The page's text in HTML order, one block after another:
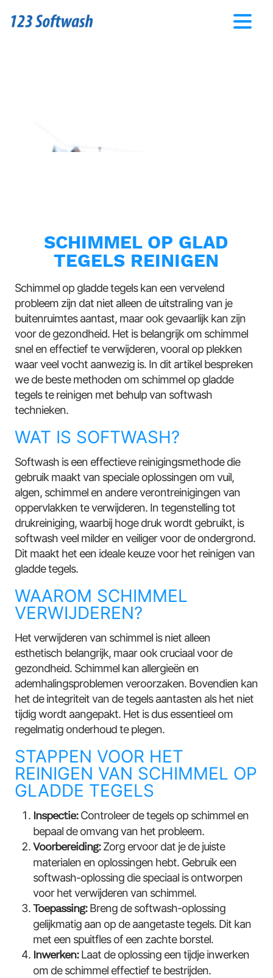
SCHIMMEL OP GLAD
TEGELS REINIGEN
Schimmel op gladde tegels kan een vervelend
probleem zijn dat niet alleen de uitstraling van je
buitenruimtes aantast, maar ook gevaarlijk kan zijn
voor de gezondheid. Het is belangrijk om schimmel
snel en effectief te verwijderen, vooral op plekken
waar veel vocht aanwezig is. In dit artikel bespreken
we de beste methoden om schimmel op gladde
tegels te reinigen met behulp van softwash
technieken.
WAT IS SOFTWASH?
Softwash is een effectieve reinigingsmethode die
gebruik maakt van speciale oplossingen om vuil,
algen, schimmel en andere verontreinigingen van
oppervlakken te verwijderen. In tegenstelling tot
drukreiniging, waarbij hoge druk wordt gebruikt, is
softwash veel milder en veiliger voor de ondergrond.
Dit maakt het een ideale keuze voor het reinigen van
gladde tegels.
WAAROM SCHIMMEL
VERWIJDEREN?
Het verwijderen van schimmel is niet alleen
esthetisch belangrijk, maar ook cruciaal voor de
gezondheid. Schimmel kan allergieën en
ademhalingsproblemen veroorzaken. Bovendien kan
het de integriteit van de tegels aantasten als het niet
tijdig wordt aangepakt. Het is dus essentieel om
regelmatig onderhoud te plegen.
STAPPEN VOOR HET
REINIGEN VAN SCHIMMEL OP
GLADDE TEGELS
Inspectie:Controleer de tegels op schimmel en
bepaal de omvang van het probleem.
Voorbereiding:Zorg ervoor dat je de juiste
materialen en oplossingen hebt. Gebruik een
softwash-oplossing die speciaal is ontworpen
voor het verwijderen van schimmel.
Toepassing:Breng de softwash-oplossing
gelijkmatig aan op de aangetaste tegels. Dit kan
met een spuitfles of een zachte borstel.
Inwerken:Laat de oplossing een tijdje inwerken
om de schimmel effectief te bestrijden.